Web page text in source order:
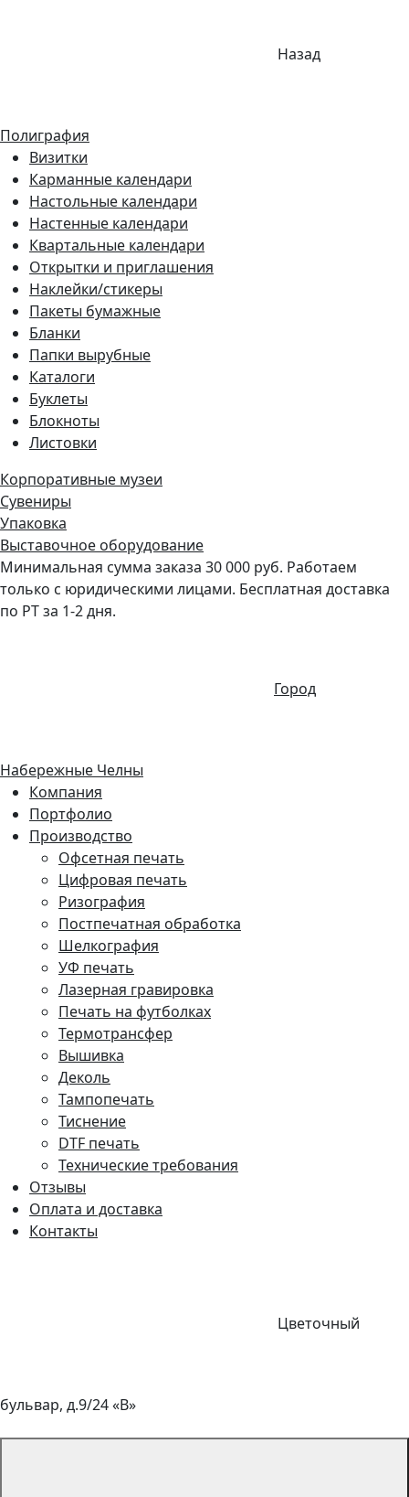
Назад
Полиграфия
Визитки
Карманные календари
Настольные календари
Настенные календари
Квартальные календари
Открытки и приглашения
Наклейки/стикеры
Пакеты бумажные
Бланки
Папки вырубные
Каталоги
Буклеты
Блокноты
Листовки
Корпоративные музеи
Сувениры
Упаковка
Выставочное оборудование
Минимальная сумма заказа 30 000 руб. Работаем
только с юридическими лицами. Бесплатная доставка
по РТ за 1-2 дня.
Город
Набережные Челны
Компания
Портфолио
Производство
Офсетная печать
Цифровая печать
Ризография
Постпечатная обработка
Шелкография
УФ печать
Лазерная гравировка
Печать на футболках
Термотрансфер
Вышивка
Деколь
Тампопечать
Тиснение
DTF печать
Технические требования
Отзывы
Оплата и доставка
Контакты
Цветочный
бульвар, д.9/24 «В»